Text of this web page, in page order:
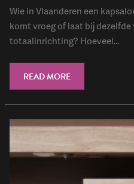
Wie in Vlaanderen een
komt vroeg of laat bij
totaalinrichting? Hoeveel...
READ MORE